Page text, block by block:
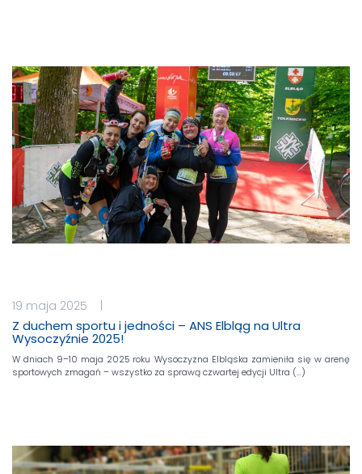
19 maja 2025 |
Z duchem sportu i jedności – ANS Elbląg na Ultra
Wysoczyźnie 2025!
W dniach 9–10 maja 2025 roku Wysoczyzna Elbląska zamieniła się w arenę
sportowych zmagań – wszystko za sprawą czwartej edycji Ultra (…)